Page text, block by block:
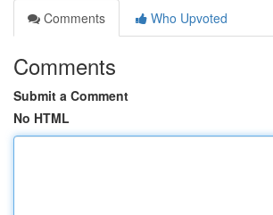
Comments
Who Upvoted
Comments
Submit a Comment
No HTML